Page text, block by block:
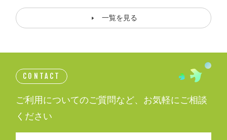
一覧を見る
CONTACT
ご利用についてのご質問など、お気軽にご相談
ください